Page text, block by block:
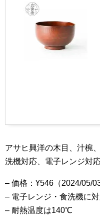
アサヒ興洋の木目、汁椀
洗機対応、電子レンジ対
– 価格：¥546（2024/05/
– 電子レンジ・食洗機に
– 耐熱温度は140℃